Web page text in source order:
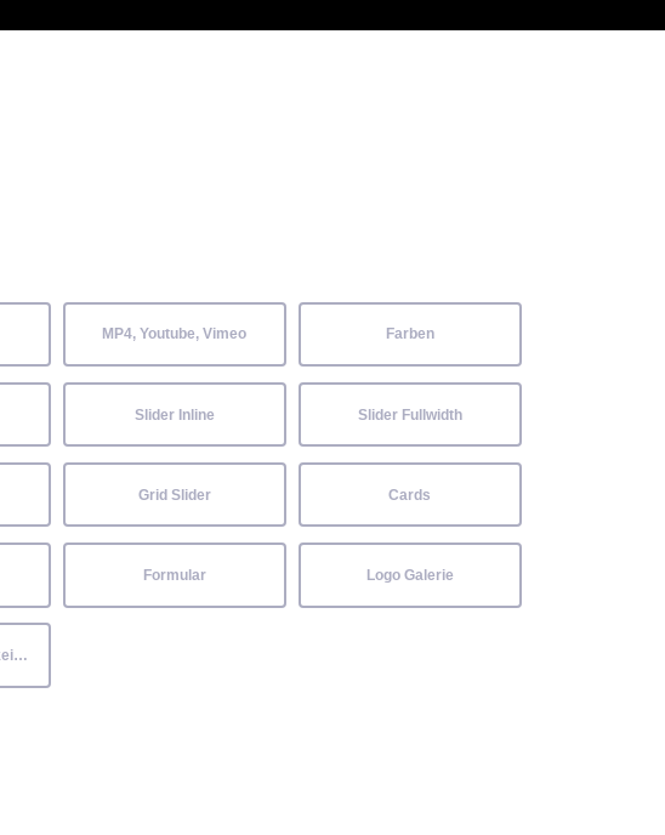
MP4, Youtube, Vimeo Farben
Slider Inline Slider Fullwidth
Grid Slider Cards
Formular Logo Galerie
Unbegrenzte Möglichkeiten